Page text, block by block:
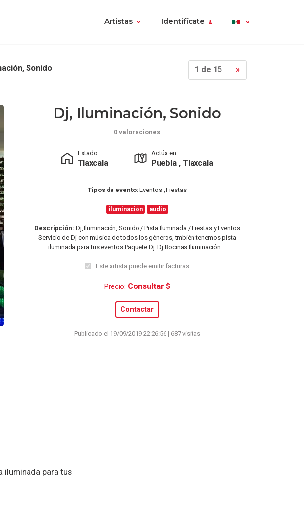
Artistas Identifícate
Sonido 1 de 15 »
Dj, Iluminación, Sonido
0 valoraciones
Estado
Tlaxcala
Actúa en
Puebla , Tlaxcala
Tipos de evento: Eventos , Fiestas
iluminación audio
Descripción: Dj, Iluminación, Sonido / Pista Iluminada / Fiestas y Eventos
Servicio de Dj con música de todos los géneros, tmbién tenemos pista
iluminada para tus eventos Paquete Dj: Dj Bocinas Iluminación ...
Este artista puede emitir facturas
Precio: Consultar $
Contactar
Publicado el 19/09/2019 22:26:56 | 687 visitas
iluminada para tus